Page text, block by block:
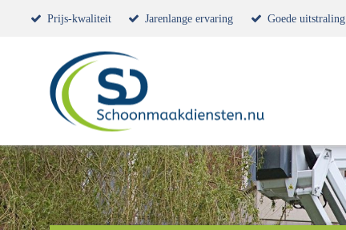
Prijs-kwaliteit Jarenlange ervaring Goede uitstraling